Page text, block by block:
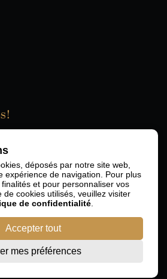
RBD Avocats SENCRL.
déposés par notre site web,
expérience de navigation. Pour plus
finalités et pour personnaliser vos
de cookies utilisés, veuillez visiter
de confidentialité
Accepter tout
mes préférences